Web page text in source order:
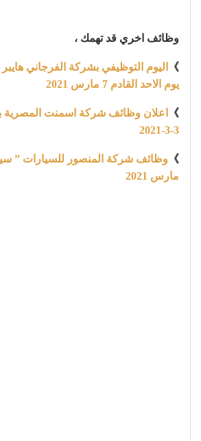
وظائف اخري قد تهمك ،
》
اليوم التوظيفي بشركة الفرجاني
يوم الاحد القادم 7 مارس 2021
》
اعلان وظائف شركة اسمنت
3-3-2021
》
مارس 2021